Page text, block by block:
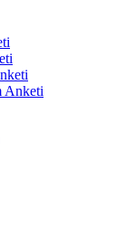
Anketi